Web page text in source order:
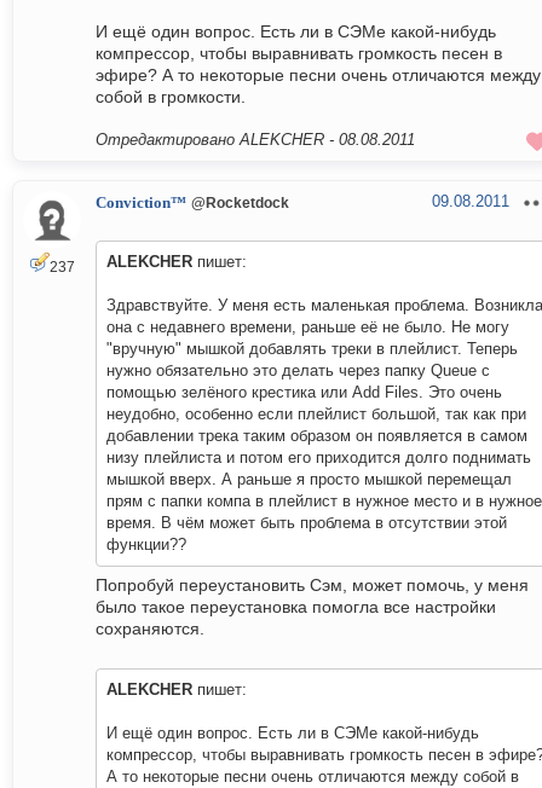
И ещё один вопрос. Есть ли в СЭМе какой-нибудь
компрессор, чтобы выравнивать громкость песен в
эфире? А то некоторые песни очень отличаются между
собой в громкости.
Отредактировано ALEKCHER - 08.08.2011
237
Conviction™ @Rocketdock 09.08.2011
ALEKCHER пишет:
Здравствуйте. У меня есть маленькая проблема. Возникла
она с недавнего времени, раньше её не было. Не могу
"вручную" мышкой добавлять треки в плейлист. Теперь
нужно обязательно это делать через папку Queue с
помощью зелёного крестика или Add Files. Это очень
неудобно, особенно если плейлист большой, так как при
добавлении трека таким образом он появляется в самом
низу плейлиста и потом его приходится долго поднимать
мышкой вверх. А раньше я просто мышкой перемещал
прям с папки компа в плейлист в нужное место и в нужное
время. В чём может быть проблема в отсутствии этой
функции??
Попробуй переустановить Сэм, может помочь, у меня
было такое переустановка помогла все настройки
сохраняются.
ALEKCHER пишет:
И ещё один вопрос. Есть ли в СЭМе какой-нибудь
компрессор, чтобы выравнивать громкость песен в
А то некоторые песни очень отличаются между собой в